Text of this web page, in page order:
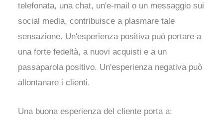
telefonata, una chat, un'e-mail o un messaggio sui
social media, contribuisce a plasmare tale
sensazione. Un'esperienza positiva può portare a
una forte fedeltà, a nuovi acquisti e a un
passaparola positivo. Un'esperienza negativa può
allontanare i clienti.
Una buona esperienza del cliente porta a: